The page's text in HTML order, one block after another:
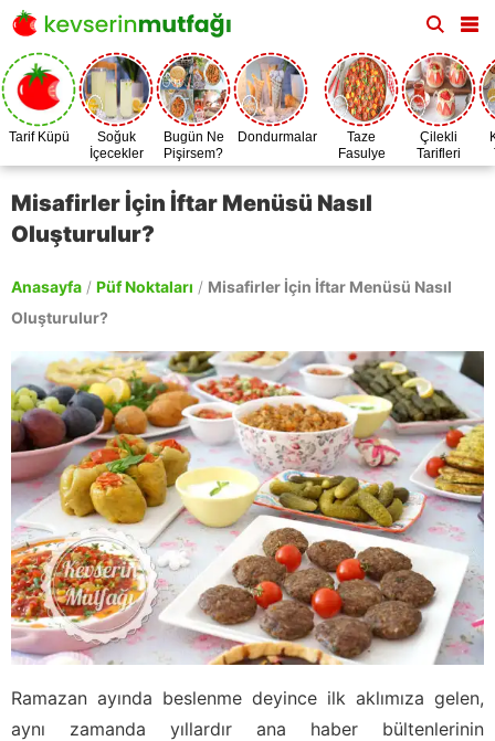
Tarif Küpü
Soğuk
İçecekler
Bugün Ne
Pişirsem?
Dondurmalar
Taze
Fasulye
Zamanı
Çilekli
Tarifleri
Misafirler İçin İftar Menüsü Nasıl
Oluşturulur?
Anasayfa / Püf Noktaları / Misafirler İçin İftar Menüsü Nasıl
Oluşturulur?
Ramazan ayında beslenme deyince ilk aklımıza gelen,
aynı zamanda yıllardır ana haber bültenlerinin